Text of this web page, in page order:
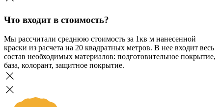
Что входит в стоимость?
Мы рассчитали среднюю стоимость за 1кв м нанесенной
краски из расчета на 20 квадратных метров. В нее входит весь
состав необходимых материалов: подготовительное покрытие,
база, колорант, защитное покрытие.